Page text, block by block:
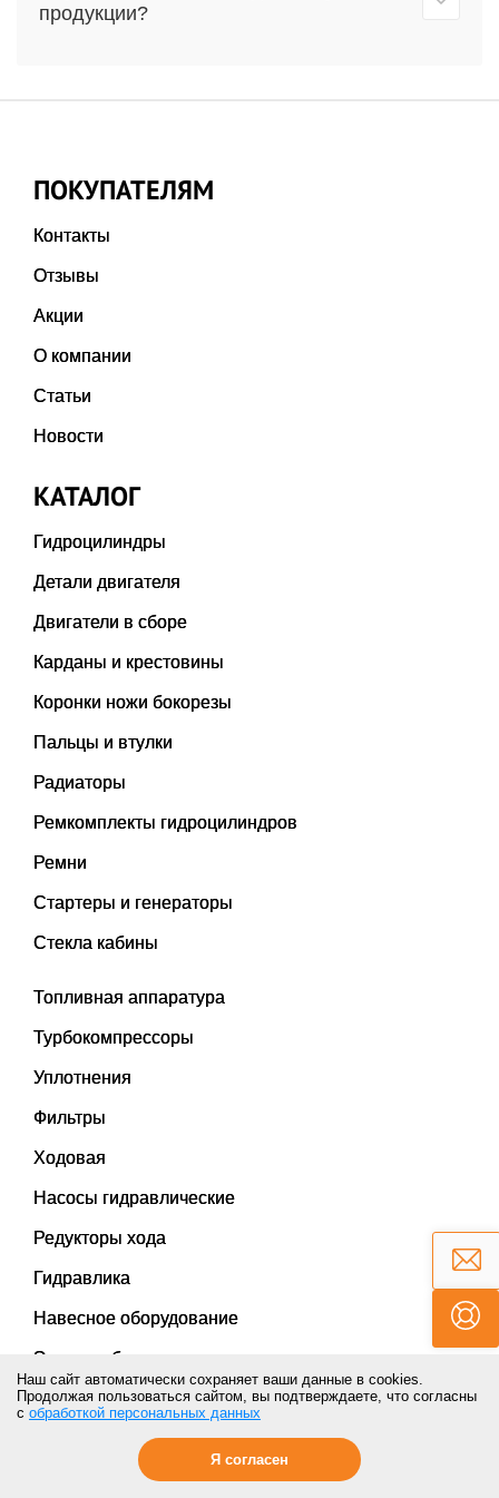
продукции?
ПОКУПАТЕЛЯМ
Контакты
Отзывы
Акции
О компании
Статьи
Новости
КАТАЛОГ
Гидроцилиндры
Детали двигателя
Двигатели в сборе
Карданы и крестовины
Коронки ножи бокорезы
Пальцы и втулки
Радиаторы
Ремкомплекты гидроцилиндров
Ремни
Стартеры и генераторы
Стекла кабины
Топливная аппаратура
Турбокомпрессоры
Уплотнения
Фильтры
Ходовая
Насосы гидравлические
Редукторы хода
Гидравлика
Навесное оборудование
Электрооборудование
Рукава высокого давления
Наш сайт автоматически сохраняет ваши данные в cookies.
Продолжая пользоваться сайтом, вы подтверждаете, что согласны
с обработкой персональных данных
Я согласен